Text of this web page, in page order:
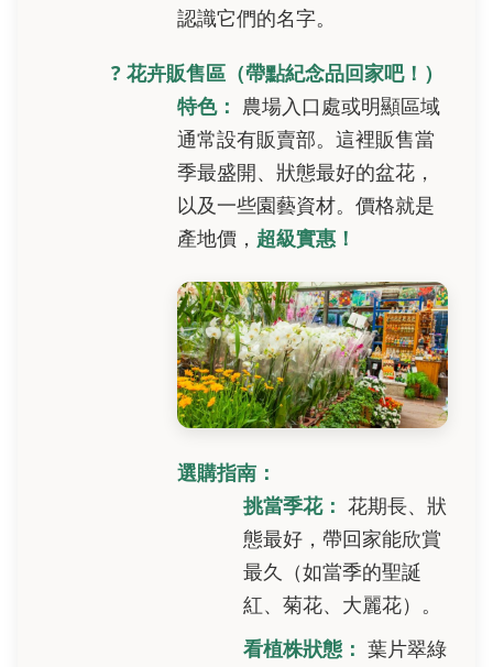
認識它們的名字。
? 花卉販售區（帶點紀念品回家吧！）
特色： 農場入口處或明顯區域
通常設有販賣部。這裡販售當
季最盛開、狀態最好的盆花，
以及一些園藝資材。價格就是
產地價， 超級實惠！
選購指南：
挑當季花： 花期長、狀
態最好，帶回家能欣賞
最久（如當季的聖誕
紅、菊花、大麗花）。
看植株狀態： 葉片翠綠